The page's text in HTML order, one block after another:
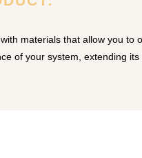
materials that allow you to
of your system, extending its